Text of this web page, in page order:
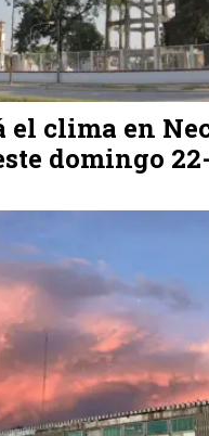
el clima en
domingo